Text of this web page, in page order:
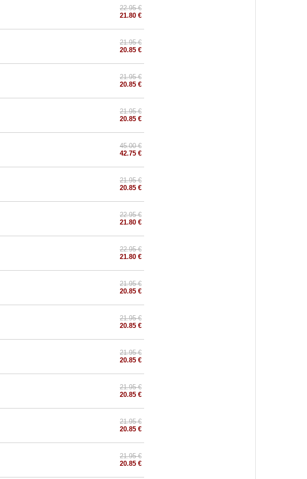
22.95 €
21.80 €
21.95 €
20.85 €
21.95 €
20.85 €
21.95 €
20.85 €
45.00 €
42.75 €
21.95 €
20.85 €
22.95 €
21.80 €
22.95 €
21.80 €
21.95 €
20.85 €
21.95 €
20.85 €
21.95 €
20.85 €
21.95 €
20.85 €
21.95 €
20.85 €
21.95 €
20.85 €